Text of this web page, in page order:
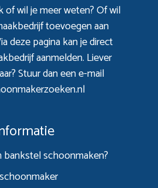
of wil je meer weten? Of wil
toevoegen aan
deze paginakan je direct
aanmelden. Liever
Stuur dan een e-mail
schoonmaken?